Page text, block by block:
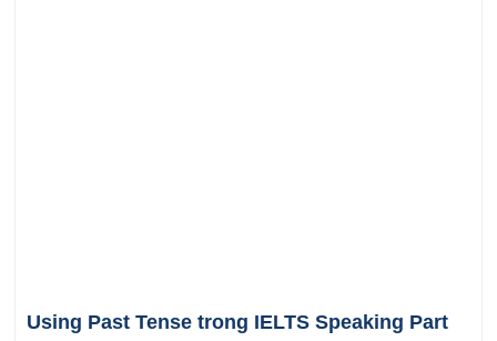
Using Past Tense trong IELTS Speaking Part